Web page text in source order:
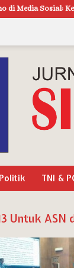
Saat
TNI &
Untuk ASN